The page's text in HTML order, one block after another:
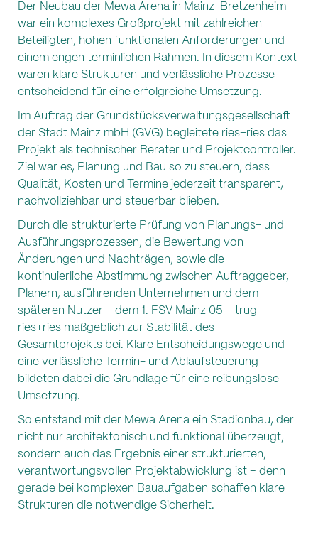
Der Neubau der Mewa Arena in Mainz-Bretzenheim
war ein komplexes Großprojekt mit zahlreichen
Beteiligten, hohen funktionalen Anforderungen und
einem engen terminlichen Rahmen. In diesem Kontext
waren klare Strukturen und verlässliche Prozesse
entscheidend für eine erfolgreiche Umsetzung.
Im Auftrag der Grundstücksverwaltungsgesellschaft
der Stadt Mainz mbH (GVG) begleitete ries+ries das
Projekt als technischer Berater und Projektcontroller.
Ziel war es, Planung und Bau so zu steuern, dass
Qualität, Kosten und Termine jederzeit transparent,
nachvollziehbar und steuerbar blieben.
Durch die strukturierte Prüfung von Planungs- und
Ausführungsprozessen, die Bewertung von
Änderungen und Nachträgen, sowie die
kontinuierliche Abstimmung zwischen Auftraggeber,
Planern, ausführenden Unternehmen und dem
späteren Nutzer – dem 1. FSV Mainz 05 – trug
ries+ries maßgeblich zur Stabilität des
Gesamtprojekts bei. Klare Entscheidungswege und
eine verlässliche Termin- und Ablaufsteuerung
bildeten dabei die Grundlage für eine reibungslose
Umsetzung.
So entstand mit der Mewa Arena ein Stadionbau, der
nicht nur architektonisch und funktional überzeugt,
sondern auch das Ergebnis einer strukturierten,
verantwortungsvollen Projektabwicklung ist – denn
gerade bei komplexen Bauaufgaben schaffen klare
Strukturen die notwendige Sicherheit.